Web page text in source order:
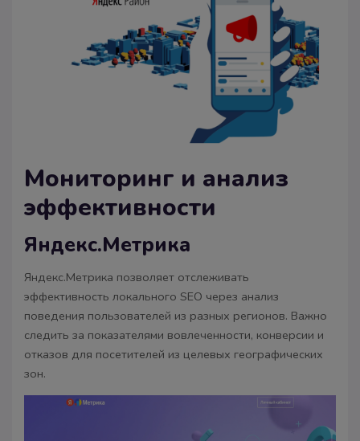
Мониторинг и анализ
эффективности
Яндекс.Метрика
Яндекс.Метрика позволяет отслеживать
эффективность локального SEO через анализ
поведения пользователей из разных регионов. Важно
следить за показателями вовлеченности, конверсии и
отказов для посетителей из целевых географических
зон.